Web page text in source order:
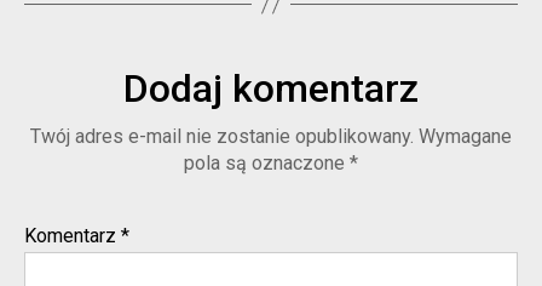
Dodaj komentarz
Twój adres e-mail nie zostanie opublikowany. Wymagane
pola są oznaczone *
Komentarz *